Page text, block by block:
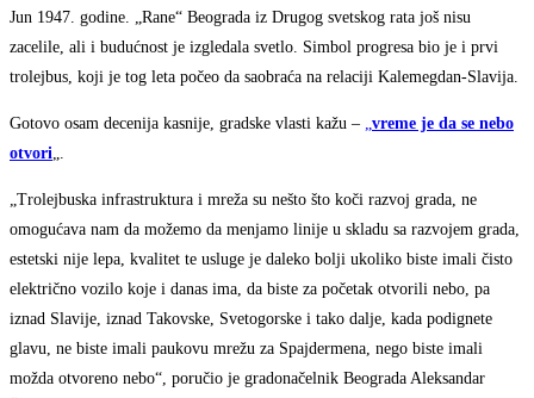
Jun 1947. godine. „Rane“ Beograda iz Drugog svetskog rata još nisu
zacelile, ali i budućnost je izgledala svetlo. Simbol progresa bio je i prvi
trolejbus, koji je tog leta počeo da saobraća na relaciji Kalemegdan-Slavija.
Gotovo osam decenija kasnije, gradske vlasti kažu – „vreme je da se nebo
otvori„.
„Trolejbuska infrastruktura i mreža su nešto što koči razvoj grada, ne
omogućava nam da možemo da menjamo linije u skladu sa razvojem grada,
estetski nije lepa, kvalitet te usluge je daleko bolji ukoliko biste imali čisto
električno vozilo koje i danas ima, da biste za početak otvorili nebo, pa
iznad Slavije, iznad Takovske, Svetogorske i tako dalje, kada podignete
glavu, ne biste imali paukovu mrežu za Spajdermena, nego biste imali
možda otvoreno nebo“, poručio je gradonačelnik Beograda Aleksandar